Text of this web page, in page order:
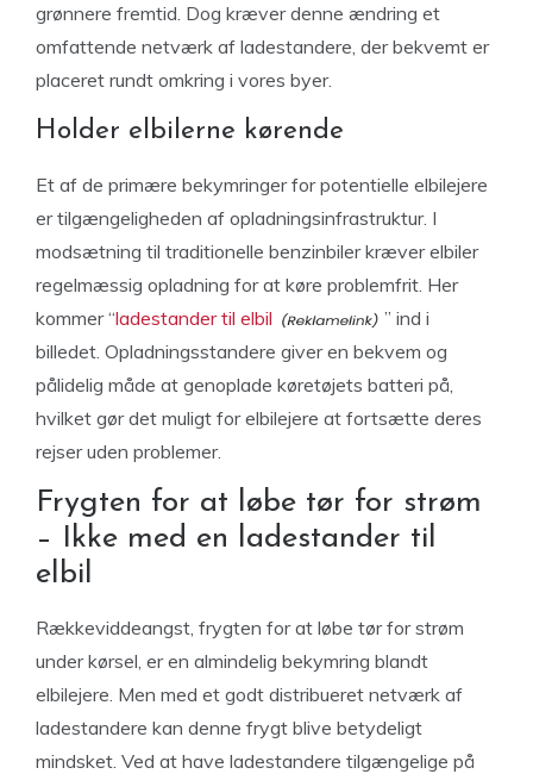
grønnere fremtid. Dog kræver denne ændring et
omfattende netværk af ladestandere, der bekvemt er
placeret rundt omkring i vores byer.
Holder elbilerne kørende
Et af de primære bekymringer for potentielle elbilejere
er tilgængeligheden af opladningsinfrastruktur. I
modsætning til traditionelle benzinbiler kræver elbiler
regelmæssig opladning for at køre problemfrit. Her
kommer “ladestander til elbil
” ind i
billedet. Opladningsstandere giver en bekvem og
pålidelig måde at genoplade køretøjets batteri på,
hvilket gør det muligt for elbilejere at fortsætte deres
rejser uden problemer.
Frygten for at løbe tør for strøm
– Ikke med en ladestander til
elbil
Rækkeviddeangst, frygten for at løbe tør for strøm
under kørsel, er en almindelig bekymring blandt
elbilejere. Men med et godt distribueret netværk af
ladestandere kan denne frygt blive betydeligt
mindsket. Ved at have ladestandere tilgængelige på